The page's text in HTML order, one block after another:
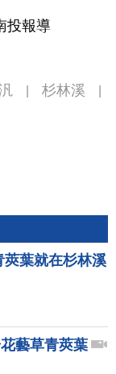
投報導
杉林溪
葉就在杉林溪
藝草青莢葉